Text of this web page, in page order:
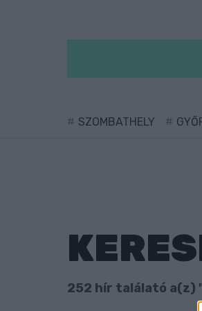
SZOMBATHELY
252 hír találató a(z)